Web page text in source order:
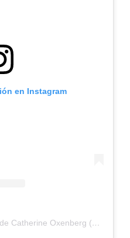
en Instagram
Una publicación compartida de Catherine Oxenberg (@catherineoxenberg)